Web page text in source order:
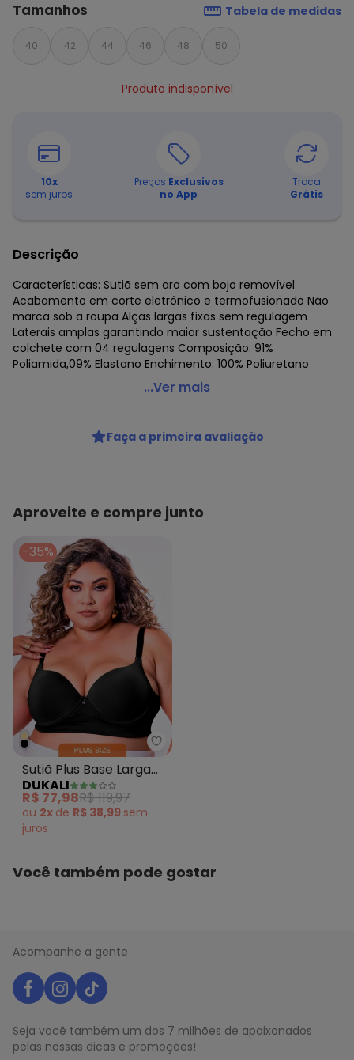
Tamanhos Tabela de medidas
40 42 44 46 48 50
Produto indisponível
10x
sem juros
Preços Exclusivos
no App
Troca
Grátis
Descrição
Características: Sutiã sem aro com bojo removível
Acabamento em corte eletrônico e termofusionado Não
marca sob a roupa Alças largas fixas sem regulagem
Laterais amplas garantindo maior sustentação Fecho em
colchete com 04 regulagens Composição: 91%
Poliamida,09% Elastano Enchimento: 100% Poliuretano
Love Secret - Sutiã sem Aro com Bojo Removível Love
Código do produto: 23410903
Colecao : LASER COMFORT
...Ver mais
Faça a primeira avaliação
Aproveite e compre junto
-35%
Dukali - Sutiã Plus Base Larga
Sutiã Plus Base Larga
Preto
DUKALI
R$ 77,98R$ 119,97
ou 2x de R$ 38,99 sem
juros
Você também pode gostar
Acompanhe a gente
Seja você também um dos 7 milhões de apaixonados
pelas nossas dicas e promoções!